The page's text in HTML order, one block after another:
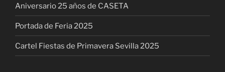
Aniversario 25 años de CASETA
Portada de Feria 2025
Cartel Fiestas de Primavera Sevilla 2025